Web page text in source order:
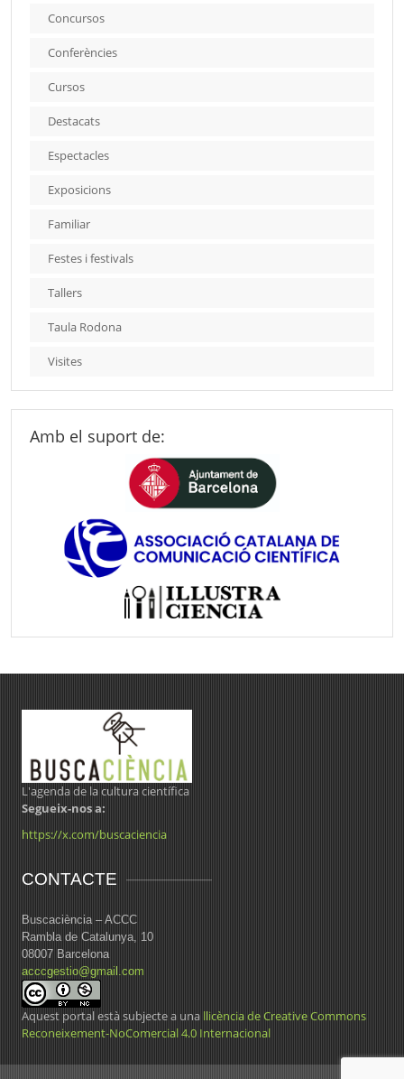
Concursos
Conferències
Cursos
Destacats
Espectacles
Exposicions
Familiar
Festes i festivals
Tallers
Taula Rodona
Visites
Amb el suport de:
L'agenda de la cultura científica
Segueix-nos a:
https://x.com/buscaciencia
CONTACTE
Buscaciència – ACCC
Rambla de Catalunya, 10
08007 Barcelona
acccgestio@gmail.com
Aquest portal està subjecte a una llicència de Creative Commons
Reconeixement-NoComercial 4.0 Internacional